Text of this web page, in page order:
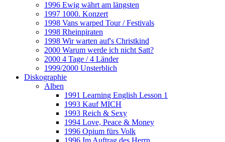
1996 Ewig währt am längsten
1997 1000. Konzert
1998 Vans warped Tour / Festivals
1998 Rheinpiraten
1998 Wir warten auf's Christkind
2000 Warum werde ich nicht Satt?
2000 4 Tage / 4 Länder
1999/2000 Unsterblich
Diskographie
Alben
1991 Learning English Lesson 1
1993 Kauf MICH
1993 Reich & Sexy
1994 Love, Peace & Money
1996 Opium fürs Volk
1996 Im Auftrag des Herrn